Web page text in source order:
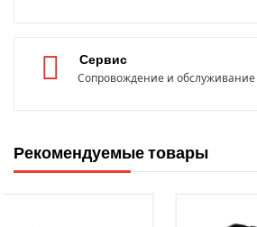
Сервис
Сопровождение и обслуживание
Рекомендуемые товары